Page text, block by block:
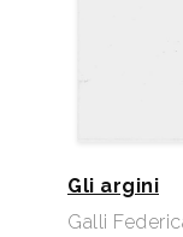
Gli argini
Galli